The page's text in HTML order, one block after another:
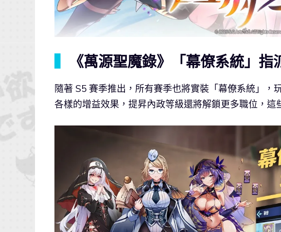
《萬源聖魔錄》「幕僚系統」
隨著 S5 賽季推出，所有賽季也將實裝「幕僚系統」，
各樣的增益效果，提昇內政等級還將解鎖更多職位，